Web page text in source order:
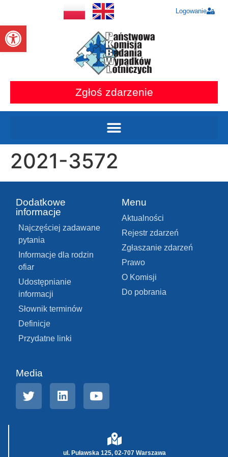
Otwórz pasek narzędzi
Logowanie
Zgłoś zdarzenie
2021-3572
Dodatkowe
informacje
Najczęściej zadawane
pytania
Informacje dla rodzin
ofiar
Udostępnianie
informacji
Słownik terminów
Definicje
Przydatne linki
Menu
Aktualności
Rejestr zdarzeń
Zgłaszanie zdarzeń
Prawo
O Komisji
Do pobrania
Media
ul. Puławska 125, 02-707 Warszawa